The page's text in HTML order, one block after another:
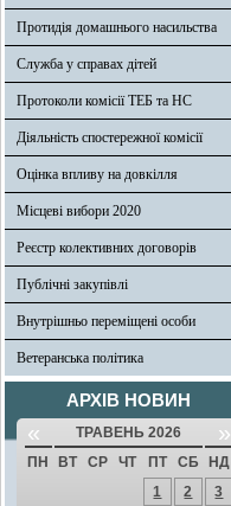
Протидія домашнього насильства
Служба у справах дітей
Протоколи комісії ТЕБ та НС
Діяльність спостережної комісії
Оцінка впливу на довкілля
Місцеві вибори 2020
Реєстр колективних договорів
Публічні закупівлі
Внутрішньо переміщені особи
Ветеранська політика
АРХІВ НОВИН
« ТРАВЕНЬ 2026 »
ПН ВТ СР ЧТ ПТ СБ
НД
1
2
3